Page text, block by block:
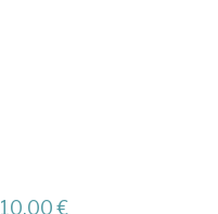
10,00 €